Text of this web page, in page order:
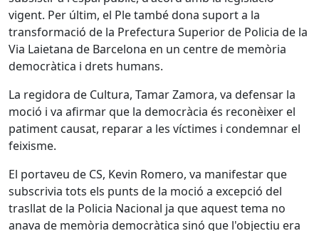
vigent. Per últim, el Ple també dona suport a la
transformació de la Prefectura Superior de Policia de la
Via Laietana de Barcelona en un centre de memòria
democràtica i drets humans.
La regidora de Cultura, Tamar Zamora, va defensar la
moció i va afirmar que la democràcia és reconèixer el
patiment causat, reparar a les víctimes i condemnar el
feixisme.
El portaveu de CS, Kevin Romero, va manifestar que
subscrivia tots els punts de la moció a excepció del
trasllat de la Policia Nacional ja que aquest tema no
anava de memòria democràtica sinó que l'objectiu era